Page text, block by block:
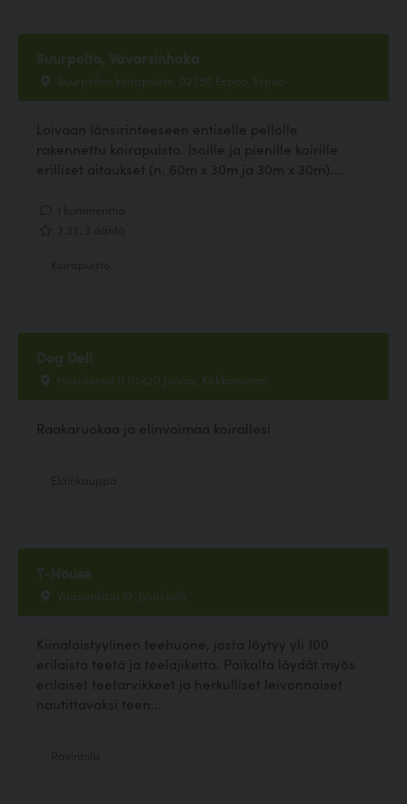
Suurpelto, Vävarsinhaka
Suurpellon koirapuisto, 02750 Espoo, Espoo
Loivaan länsirinteeseen entiselle pellolle
rakennettu koirapuisto. Isoille ja pienille koirille
erilliset aitaukset (n. 60m x 30m ja 30m x 30m)....
Dog Deli
Hirsalantie 11 02420 Jorvas, Kirkkonummi
Raakaruokaa ja elinvoimaa koirallesi
T-House
Vaasankatu 10, Jyväskylä
Kiinalaistyylinen teehuone, josta löytyy yli 100
erilaista teetä ja teelajiketta. Paikalta löydät myös
erilaiset teetarvikkeet ja herkulliset leivonnaiset
nautittavaksi teen...